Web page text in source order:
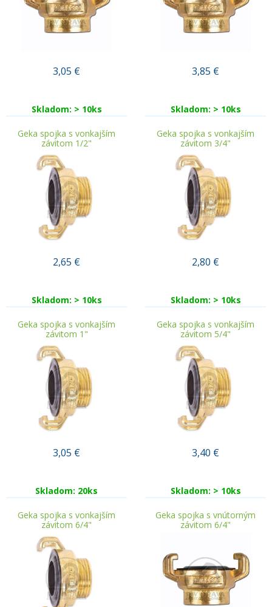
3,05 €
Skladom: > 10ks
3,85 €
Skladom: > 10ks
Geka spojka s vonkajším
závitom 1/2"
2,65 €
Skladom: > 10ks
Geka spojka s vonkajším
závitom 3/4"
2,80 €
Skladom: > 10ks
Geka spojka s vonkajším
závitom 1"
3,05 €
Skladom: 20ks
Geka spojka s vonkajším
závitom 5/4"
3,40 €
Skladom: > 10ks
Geka spojka s vonkajším
závitom 6/4"
Geka spojka s vnútorným
závitom 6/4"